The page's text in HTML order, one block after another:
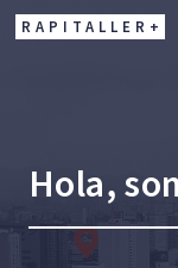
RAPITALLER+
Hola,